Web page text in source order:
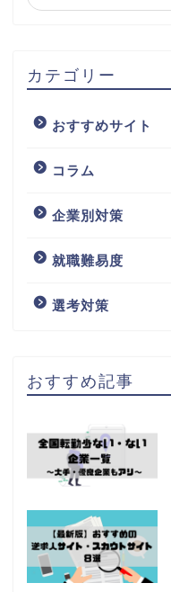
カテゴリー
おすすめサイト
コラム
企業別対策
就職難易度
選考対策
おすすめ記事